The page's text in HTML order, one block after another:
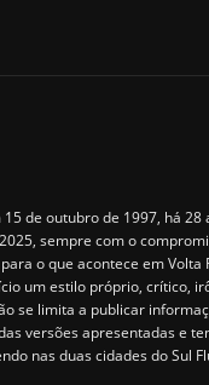
15 de outubro de 1997, há
sempre com o
o que acontece em Volta
um estilo próprio, crítico,
se limita a publicar
versões apresentadas e
nas duas cidades do Sul